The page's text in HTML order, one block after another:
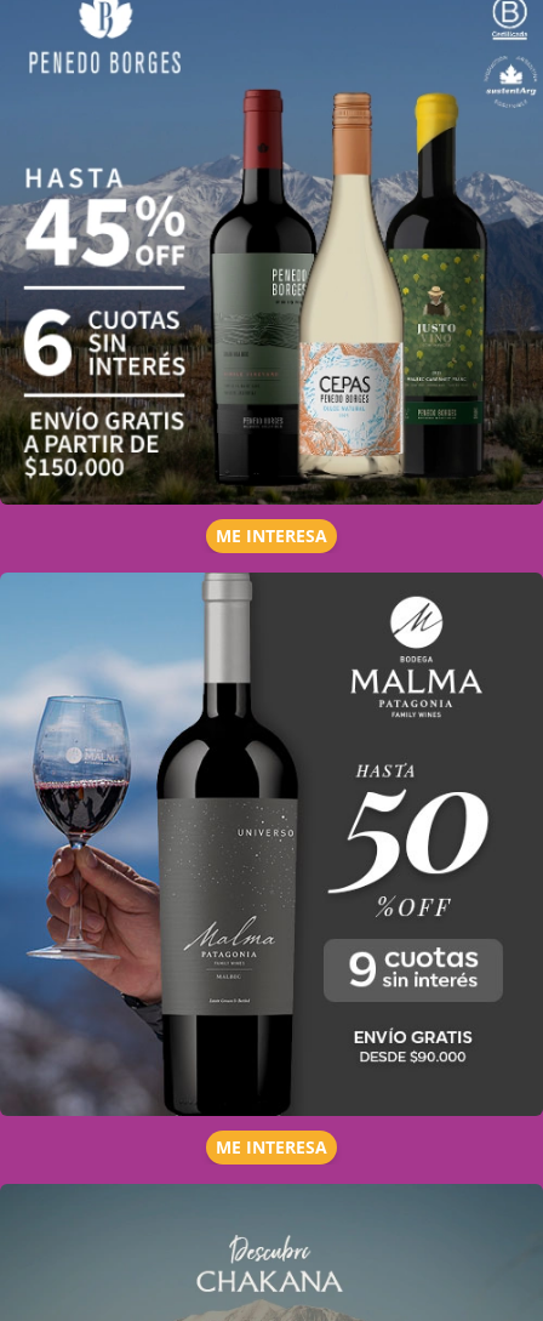
ME INTERESA
ME INTERESA